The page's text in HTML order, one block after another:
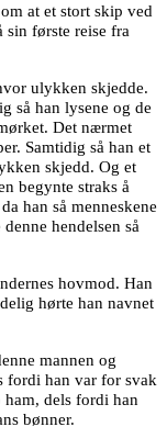
at et stort skip ved
første reise fra
ulykken skjedde.
så han lysene og de
Det nærmet
Samtidig så han et
skjedd. Og et
begynte straks å
han så menneskene
hendelsen så
hovmod. Han
hørte han navnet
mannen og
fordi han var for svak
dels fordi han
bønner.